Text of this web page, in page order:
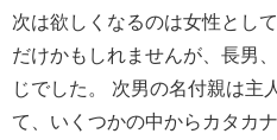
次は欲しくなるのは女性とし
だけかもしれませんが、長男
じでした。 次男の名付親は主
て、いくつかの中からカタカ